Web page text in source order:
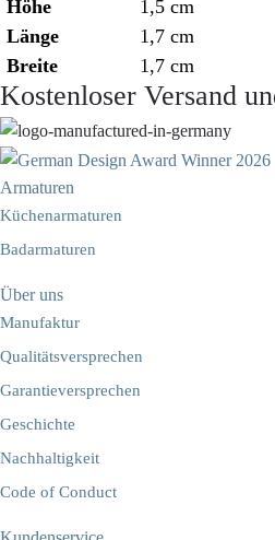
Höhe
1,5 cm
Länge
1,7 cm
Breite
1,7 cm
Kostenloser Versand
Armaturen
Küchenarmaturen
Badarmaturen
Über uns
Manufaktur
Qualitätsversprechen
Garantieversprechen
Geschichte
Nachhaltigkeit
Code of Conduct